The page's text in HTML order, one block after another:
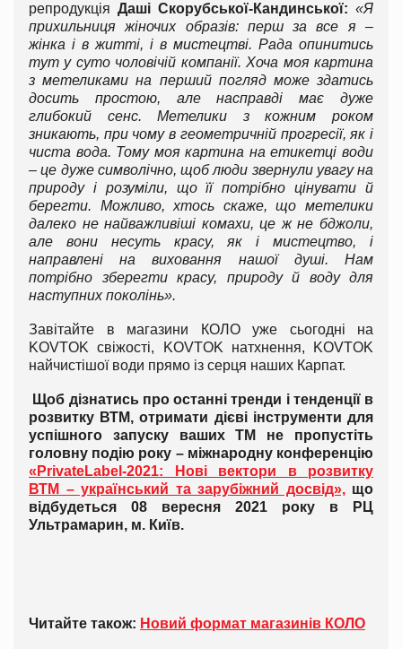
репродукція Даші Скорубської-Кандинської: «Я
прихильниця жіночих образів: перш за все я –
жінка і в житті, і в мистецтві. Рада опинитись
тут у суто чоловічій компанії. Хоча моя картина
з метеликами на перший погляд може здатись
досить простою, але насправді має дуже
глибокий сенс. Метелики з кожним роком
зникають, при чому в геометричній прогресії, як і
чиста вода. Тому моя картина на етикетці води
– це дуже символічно, щоб люди звернули увагу на
природу і розуміли, що її потрібно цінувати й
берегти. Можливо, хтось скаже, що метелики
далеко не найважливіші комахи, це ж не бджоли,
але вони несуть красу, як і мистецтво, і
направлені на виховання нашої душі. Нам
потрібно зберегти красу, природу й воду для
наступних поколінь».
Завітайте в магазини КОЛО уже сьогодні на
KOVTOK свіжості, KOVTOK натхнення, KOVTOK
найчистішої води прямо із серця наших Карпат.
Щоб дізнатись про останні тренди і тенденції в
розвитку ВТМ, отримати дієві інструменти для
успішного запуску ваших ТМ не пропустіть
головну подію року – міжнародну конференцію
«PrivateLabel-2021: Нові вектори в розвитку
ВТМ – український та зарубіжний досвід»,що
відбудеться 08 вересня 2021 року в РЦ
Ультрамарин, м. Київ.
Читайте також: Новий формат магазинів КОЛО